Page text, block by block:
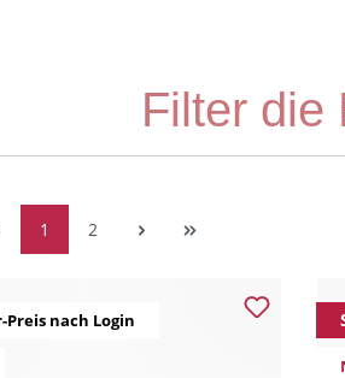
Filter die
1 2
Preis nach Login